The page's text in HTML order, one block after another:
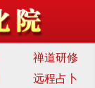
禅道研修
远程占卜